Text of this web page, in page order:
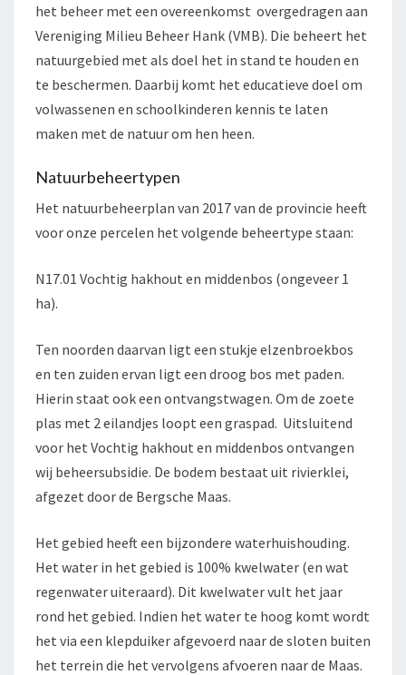
het beheer met een overeenkomst overgedragen aan
Vereniging Milieu Beheer Hank (VMB). Die beheert het
natuurgebied met als doel het in stand te houden en
te beschermen. Daarbij komt het educatieve doel om
volwassenen en schoolkinderen kennis te laten
maken met de natuur om hen heen.
Natuurbeheertypen
Het natuurbeheerplan van 2017 van de provincie heeft
voor onze percelen het volgende beheertype staan:
N17.01 Vochtig hakhout en middenbos (ongeveer 1
ha).
Ten noorden daarvan ligt een stukje elzenbroekbos
en ten zuiden ervan ligt een droog bos met paden.
Hierin staat ook een ontvangstwagen. Om de zoete
plas met 2 eilandjes loopt een graspad. Uitsluitend
voor het Vochtig hakhout en middenbos ontvangen
wij beheersubsidie. De bodem bestaat uit rivierklei,
afgezet door de Bergsche Maas.
Het gebied heeft een bijzondere waterhuishouding.
Het water in het gebied is 100% kwelwater (en wat
regenwater uiteraard). Dit kwelwater vult het jaar
rond het gebied. Indien het water te hoog komt wordt
het via een klepduiker afgevoerd naar de sloten buiten
het terrein die het vervolgens afvoeren naar de Maas.